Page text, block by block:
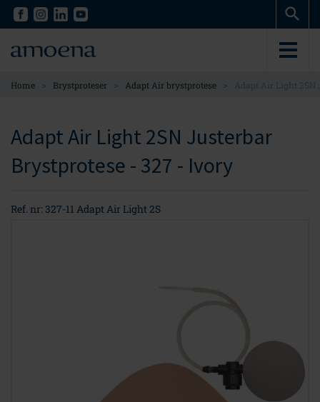
Skip
content
Skip
content
Home > Brystproteser > Adapt Air brystprotese >
Adapt Air Light 2SN Justerbar
Brystprotese - 327 - Ivory
Ref. nr: 327-11 Adapt Air Light 2S